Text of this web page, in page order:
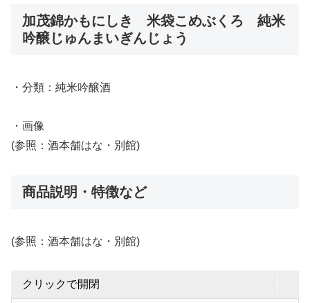
加茂錦かもにしき 米袋こめぶくろ 純米
吟醸じゅんまいぎんじょう
・分類：純米吟醸酒
・画像
(参照：酒本舗はな・別館)
商品説明・特徴など
(参照：酒本舗はな・別館)
クリックで開閉